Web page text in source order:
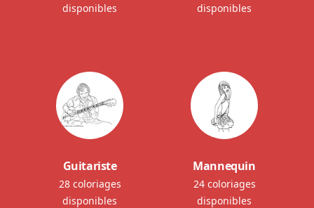
disponibles
disponibles
Guitariste
28 coloriages
disponibles
Mannequin
24 coloriages
disponibles